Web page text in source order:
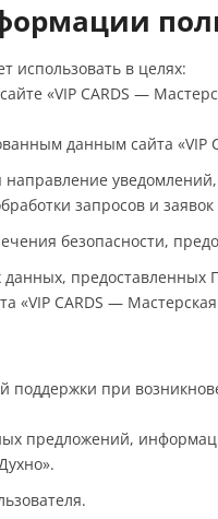
использовать в целях:
«VIP CARDS —
данным сайта «VIP
запросов и
безопасности,
предоставленных
«VIP CARDS —
поддержки при
предложений,